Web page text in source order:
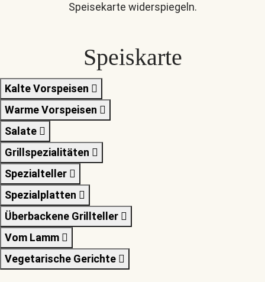
Speisekarte widerspiegeln.
Speiskarte
Kalte Vorspeisen
Warme Vorspeisen
Salate
Grillspezialitäten
Spezialteller
Spezialplatten
Überbackene Grillteller
Vom Lamm
Vegetarische Gerichte